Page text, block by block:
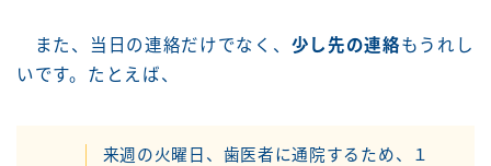
また、当日の連絡だけでなく、 少し先の連絡もうれし
いです。たとえば、
来週の火曜日、歯医者に通院するため、１